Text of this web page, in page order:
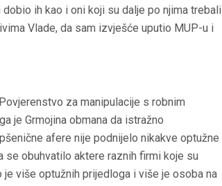
ih kao i oni koji su dalje po njima trebali
Vlade, da sam izvješće uputio MUP-u i
za manipulacije s robnim
je Grmojina obmana da istražno
afere nije podnijelo nikakve optužne
se obuhvatilo aktere raznih firmi koje su
više optužnih prijedloga i više je osoba na